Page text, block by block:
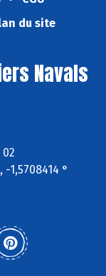
du site
Navals
-1,5708414 °